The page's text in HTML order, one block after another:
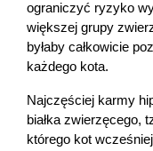
ograniczyć ryzyko
większej grupy
byłaby całkowicie
każdego kota.
Najczęściej karmy
białka zwierzęcego,
którego kot